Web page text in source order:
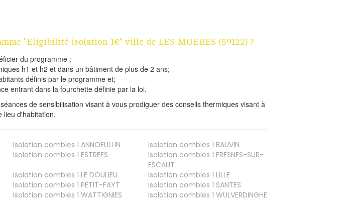
"Eligibilité isolation 1€" ville de LES MOERES (59122) ?
du programme :
h1 et h2 et dans un bâtiment de plus de 2 ans;
définis par le programme et;
entrant dans la fourchette définie par la loi.
de sensibilisation visant à vous prodiguer des conseils thermiques visant à
lieu d'habitation.
Isolation combles 1 ANNOEULLIN Isolation combles 1 BAUVIN
Isolation combles 1 ESTREES Isolation combles 1 FRESNES-SUR-
ESCAUT
Isolation combles 1 LE DOULIEU Isolation combles 1 LILLE
Isolation combles 1 PETIT-FAYT Isolation combles 1 SANTES
Isolation combles 1 WATTIGNIES Isolation combles 1 WULVERDINGHE